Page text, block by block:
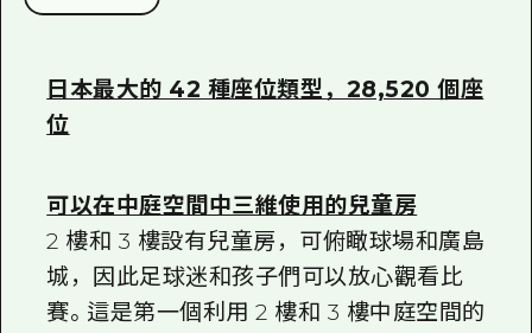
日本最大的 42 種座位類型，28,520 個座
位
可以在中庭空間中三維使用的兒童房
2 樓和 3 樓設有兒童房，可俯瞰球場和廣島
城，因此足球迷和孩子們可以放心觀看比
賽。這是第一個利用 2 樓和 3 樓中庭空間的